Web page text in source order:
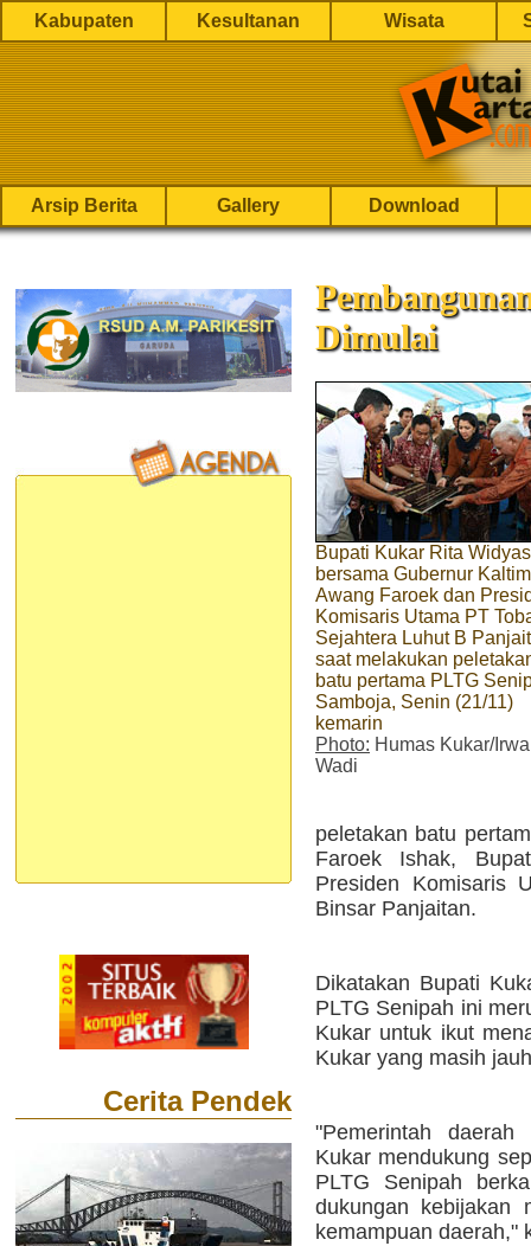
Kabupaten Kesultanan Wisata
Arsip Berita Gallery Download
Cerita Pendek
Dimulai
Bupati Kukar Rita
bersama Gubernur Kaltim
Awang Faroek dan
Komisaris Utama PT
Sejahtera Luhut B
saat melakukan
batu pertama PLTG
Samboja, Senin (21/11)
kemarin
Photo: Humas Kukar/
Wadi
peletakan batu
Faroek Ishak,
Presiden Komisaris
Binsar Panjaitan.
Dikatakan Bupati
PLTG Senipah ini
Kukar untuk ikut
Kukar yang masih
"Pemerintah
Kukar mendukung
PLTG Senipah
dukungan kebijakan
kemampuan daerah,"